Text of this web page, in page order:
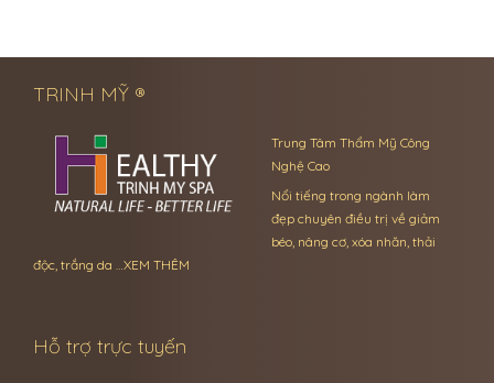
TRINH MỸ ®
Trung Tâm Thẩm Mỹ Công
Nghệ Cao
Nổi tiếng trong ngành làm
đẹp chuyên điều trị về giảm
béo, nâng cơ, xóa nhăn, thải
độc, trắng da … XEM THÊM
Hỗ trợ trực tuyến